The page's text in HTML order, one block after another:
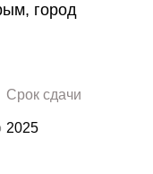
город
Срок сдачи
2025